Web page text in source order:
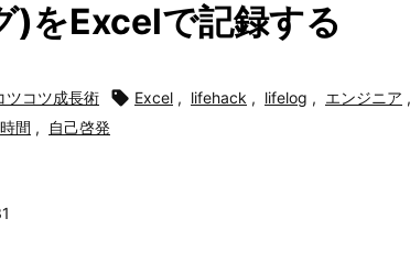
をExcelで記録する
ツコツ成長術  Excel , lifehack , lifelog , エンジニア ,
時間 , 自己啓発